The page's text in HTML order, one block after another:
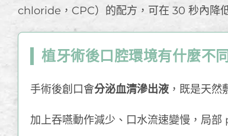
chloride，CPC）的配方，可在 30 秒內降
植牙術後口腔環境有什麼不
手術後創口會分泌血清滲出液 ，既是天然
加上吞嚥動作減少、口水流速變慢，局部